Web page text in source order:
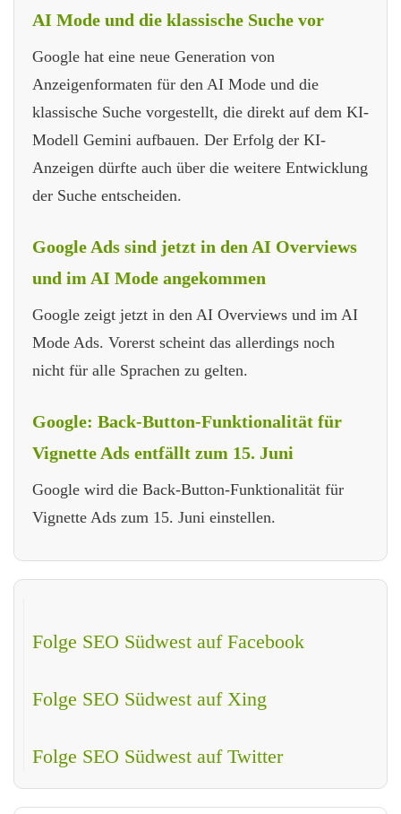
AI Mode und die klassische Suche vor
Google hat eine neue Generation von
Anzeigenformaten für den AI Mode und die
klassische Suche vorgestellt, die direkt auf dem KI-
Modell Gemini aufbauen. Der Erfolg der KI-
Anzeigen dürfte auch über die weitere Entwicklung
der Suche entscheiden.
Google Ads sind jetzt in den AI Overviews
und im AI Mode angekommen
Google zeigt jetzt in den AI Overviews und im AI
Mode Ads. Vorerst scheint das allerdings noch
nicht für alle Sprachen zu gelten.
Google: Back-Button-Funktionalität für
Vignette Ads entfällt zum 15. Juni
Google wird die Back-Button-Funktionalität für
Vignette Ads zum 15. Juni einstellen.
Folge SEO Südwest auf Facebook
Folge SEO Südwest auf Xing
Folge SEO Südwest auf Twitter